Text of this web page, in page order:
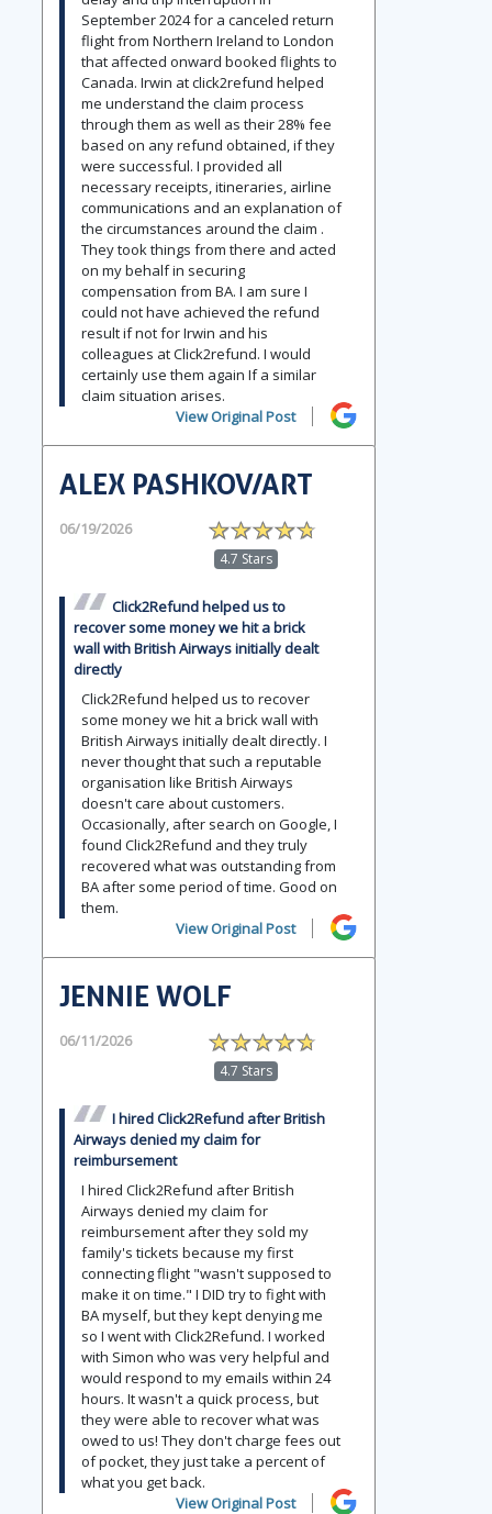
September 2024 for a canceled return
flight from Northern Ireland to London
that affected onward booked flights to
Canada. Irwin at click2refund helped
me understand the claim process
through them as well as their 28% fee
based on any refund obtained, if they
were successful. I provided all
necessary receipts, itineraries, airline
communications and an explanation of
the circumstances around the claim .
They took things from there and acted
on my behalf in securing
compensation from BA. I am sure I
could not have achieved the refund
result if not for Irwin and his
colleagues at Click2refund. I would
certainly use them again If a similar
claim situation arises.
View Original Post
ALEX PASHKOV/ART
06/19/2026
4.7 Stars
Click2Refund helped us to
recover some money we hit a brick
wall with British Airways initially dealt
directly
Click2Refund helped us to recover
some money we hit a brick wall with
British Airways initially dealt directly. I
never thought that such a reputable
organisation like British Airways
doesn't care about customers.
Occasionally, after search on Google, I
found Click2Refund and they truly
recovered what was outstanding from
BA after some period of time. Good on
them.
View Original Post
JENNIE WOLF
06/11/2026
4.7 Stars
I hired Click2Refund after British
Airways denied my claim for
reimbursement
I hired Click2Refund after British
Airways denied my claim for
reimbursement after they sold my
family's tickets because my first
connecting flight "wasn't supposed to
make it on time." I DID try to fight with
BA myself, but they kept denying me
so I went with Click2Refund. I worked
with Simon who was very helpful and
would respond to my emails within 24
hours. It wasn't a quick process, but
they were able to recover what was
owed to us! They don't charge fees out
of pocket, they just take a percent of
what you get back.
View Original Post